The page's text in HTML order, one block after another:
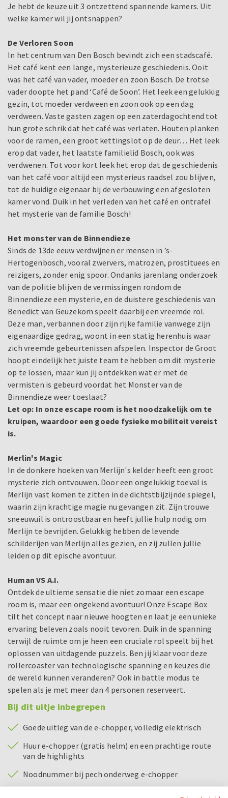
Je hebt de keuze uit 3 ontzettend spannende kamers. Uit
welke kamer wil jij ontsnappen?
De Verloren Soon
In het centrum van Den Bosch bevindt zich een stadscafé.
Het café kent een lange, mysterieuze geschiedenis. Ooit
was het café van vader, moeder en zoon Bosch. De trotse
vader doopte het pand ‘Café de Soon’. Het leek een gelukkig
gezin, tot moeder verdween en zoon ook op een dag
verdween. Vaste gasten zagen op een zaterdagochtend tot
hun grote schrik dat het café was verlaten. Houten planken
voor de ramen, een groot kettingslot op de deur… Het leek
erop dat vader, het laatste familielid Bosch, ook was
verdwenen. Tot voor kort leek het erop dat de geschiedenis
van het café voor altijd een mysterieus raadsel zou blijven,
tot de huidige eigenaar bij de verbouwing een afgesloten
kamer vond. Duik in het verleden van het café en ontrafel
het mysterie van de familie Bosch!
Het monster van de Binnendieze
Sinds de 13de eeuw verdwijnen er mensen in ’s-
Hertogenbosch, vooral zwervers, matrozen, prostituees en
reizigers, zonder enig spoor. Ondanks jarenlang onderzoek
van de politie blijven de vermissingen rondom de
Binnendieze een mysterie, en de duistere geschiedenis van
Benedict van Geuzekom speelt daarbij een vreemde rol.
Deze man, verbannen door zijn rijke familie vanwege zijn
eigenaardige gedrag, woont in een statig herenhuis waar
zich vreemde gebeurtenissen afspelen. Inspector de Groot
hoopt eindelijk het juiste team te hebben om dit mysterie
op te lossen, maar kun jij ontdekken wat er met de
vermisten is gebeurd voordat het Monster van de
Binnendieze weer toeslaat?
Let op: In onze escape room is het noodzakelijk om te
kruipen, waardoor een goede fysieke mobiliteit vereist
is.
Merlin's Magic
In de donkere hoeken van Merlijn's kelder heeft een groot
mysterie zich ontvouwen. Door een ongelukkig toeval is
Merlijn vast komen te zitten in de dichtstbijzijnde spiegel,
waarin zijn krachtige magie nu gevangen zit. Zijn trouwe
sneeuwuil is ontroostbaar en heeft jullie hulp nodig om
Merlijn te bevrijden. Gelukkig hebben de levende
schilderijen van Merlijn alles gezien, en zij zullen jullie
leiden op dit epische avontuur.
Human VS A.I.
Ontdek de ultieme sensatie die niet zomaar een escape
room is, maar een ongekend avontuur! Onze Escape Box
tilt het concept naar nieuwe hoogten en laat je een unieke
ervaring beleven zoals nooit tevoren. Duik in de spanning
terwijl de ruimte om je heen een cruciale rol speelt bij het
oplossen van uitdagende puzzels. Ben jij klaar voor deze
rollercoaster van technologische spanning en keuzes die
de wereld kunnen veranderen? Ook in battle modus te
spelen als je met meer dan 4 personen reserveert.
Bij dit uitje inbegrepen
Goede uitleg van de e-chopper, volledig elektrisch
Huur e-chopper (gratis helm) en een prachtige route
van de highlights
Noodnummer bij pech onderweg e-chopper